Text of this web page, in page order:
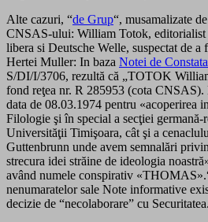
Alte cazuri, “de Grup“, musamalizate
CNSAS-ului: William Totok, editorialist
libera si Deutsche Welle, suspectat de
Hertei Muller: In baza Notei de
S/DI/I/3706, rezultă că „TOTOK
fond reţea nr. R 285953 (cota CNSAS).
data de 08.03.1974 pentru «acoperirea
Filologie şi în special a secţiei germană-
Universităţii Timişoara, cât şi a
Guttenbrunn unde avem semnalări
strecura idei străine de ideologia
având numele conspirativ
nenumaratelor sale Note informative
decizie de “necolaborare” cu Securitatea.